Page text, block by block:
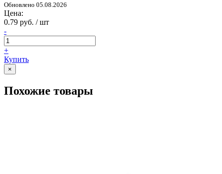
Обновлено 05.08.2026
Цена:
0.79 руб. / шт
-
+
Купить
×
Похожие товары